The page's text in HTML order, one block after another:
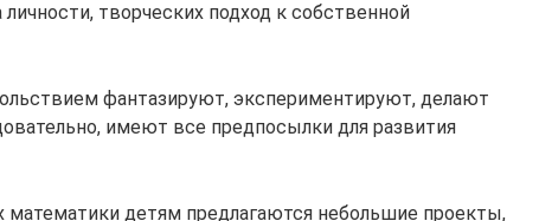
творческих подход к собственной
фантазируют, экспериментируют, делают
имеют все предпосылки для развития
математики детям предлагаются небольшие проекты,